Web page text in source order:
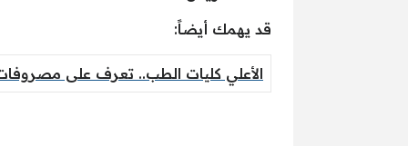
قد يهمك أيضاً:
الأعلي كليات الطب.. تعرف على مصروفات